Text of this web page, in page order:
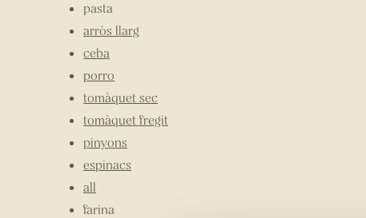
pasta
arròs llarg
ceba
porro
tomàquet sec
tomàquet fregit
pinyons
espinacs
all
farina